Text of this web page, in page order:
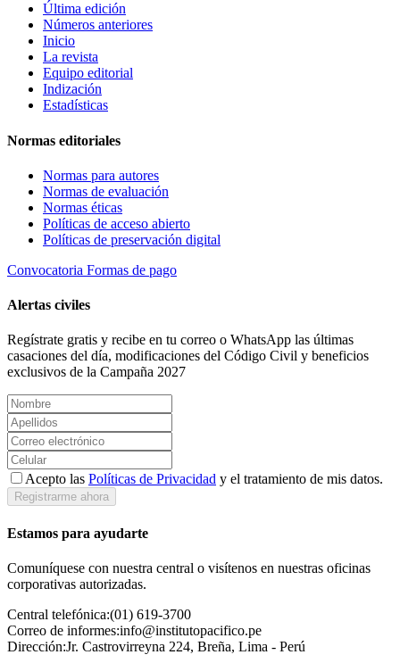
Última edición
Números anteriores
Inicio
La revista
Equipo editorial
Indización
Estadísticas
Normas editoriales
Normas para autores
Normas de evaluación
Normas éticas
Políticas de acceso abierto
Políticas de preservación digital
Convocatoria Formas de pago
Alertas civiles
Regístrate gratis y recibe en tu correo o WhatsApp las últimas
casaciones del día, modificaciones del Código Civil y beneficios
exclusivos de la Campaña 2027
Acepto las Políticas de Privacidad y el tratamiento de mis datos.
Registrarme ahora
Estamos para ayudarte
Comuníquese con nuestra central o visítenos en nuestras oficinas
corporativas autorizadas.
Central telefónica:(01) 619-3700
Correo de informes:info@institutopacifico.pe
Dirección:Jr. Castrovirreyna 224, Breña, Lima - Perú